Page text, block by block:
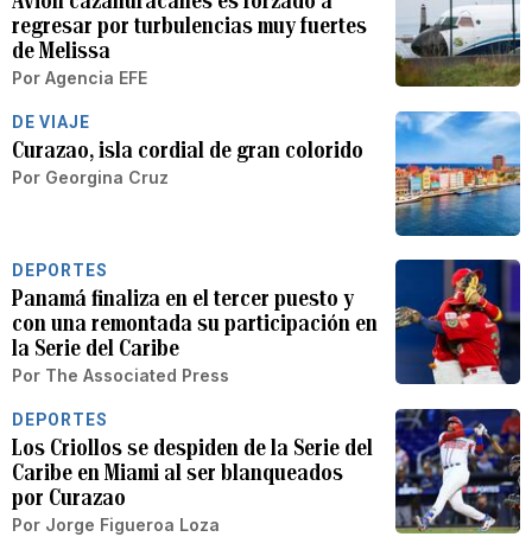
regresar por turbulencias muy fuertes
de Melissa
Por Agencia EFE
DE VIAJE
Curazao, isla cordial de gran colorido
Por Georgina Cruz
DEPORTES
Panamá finaliza en el tercer puesto y
con una remontada su participación en
la Serie del Caribe
Por The Associated Press
DEPORTES
Los Criollos se despiden de la Serie del
Caribe en Miami al ser blanqueados
por Curazao
Por Jorge Figueroa Loza